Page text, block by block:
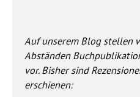
Auf unserem Blog stellen
Abständen
vor. Bisher sind
erschienen: